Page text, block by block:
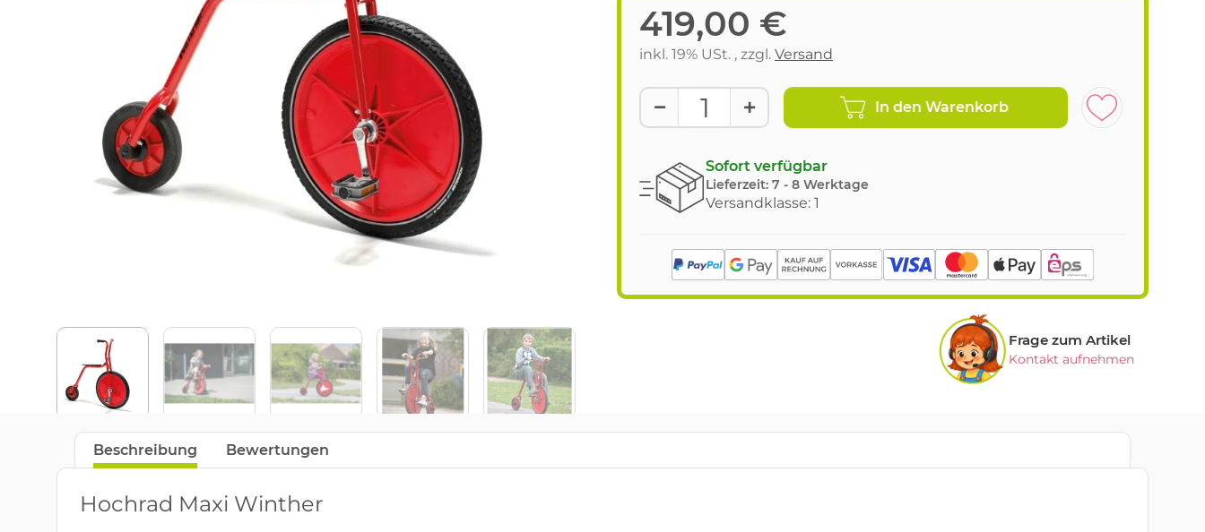
419,00 €
inkl. 19% USt. , zzgl. Versand
In den Warenkorb
Sofort verfügbar
Lieferzeit: 7 - 8 Werktage
Versandklasse: 1
Frage zum Artikel
Kontakt aufnehmen
Beschreibung Bewertungen
Hochrad Maxi Winther